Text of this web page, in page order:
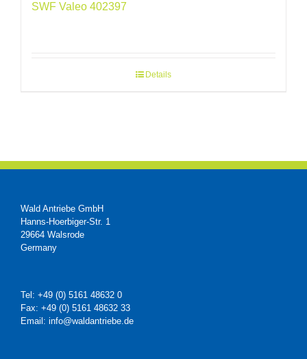
SWF Valeo 402397
Details
Wald Antriebe GmbH
Hanns-Hoerbiger-Str. 1
29664 Walsrode
Germany
Tel: +49 (0) 5161 48632 0
Fax: +49 (0) 5161 48632 33
Email: info@waldantriebe.de